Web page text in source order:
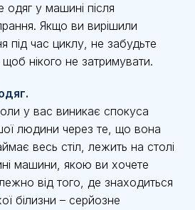
у машині після
Якщо ви вирішили
під час циклу, не забудьте
нікого не затримувати.
у вас виникає спокуса
людини через те, що вона
весь стіл, лежить на столі
машини, якою ви хочете
від того, де знаходиться
білизни – серйозне